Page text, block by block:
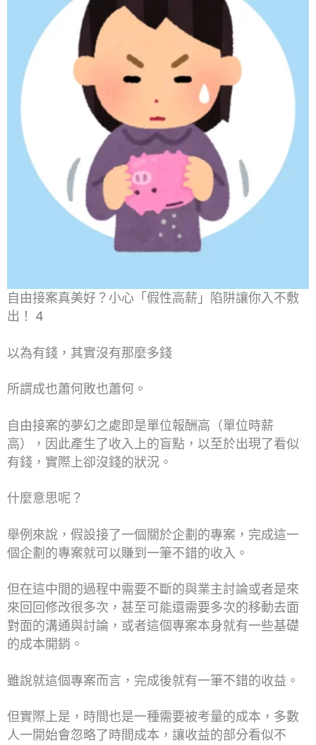
自由接案真美好？小心「假性高薪」陷阱讓你入不敷
出！ 4
以為有錢，其實沒有那麼多錢
所謂成也蕭何敗也蕭何。
自由接案的夢幻之處即是單位報酬高（單位時薪
高），因此產生了收入上的盲點，以至於出現了看似
有錢，實際上卻沒錢的狀況。
什麼意思呢？
舉例來說，假設接了一個關於企劃的專案，完成這一
個企劃的專案就可以賺到一筆不錯的收入。
但在這中間的過程中需要不斷的與業主討論或者是來
來回回修改很多次，甚至可能還需要多次的移動去面
對面的溝通與討論，或者這個專案本身就有一些基礎
的成本開銷。
雖說就這個專案而言，完成後就有一筆不錯的收益。
但實際上是，時間也是一種需要被考量的成本，多數
人一開始會忽略了時間成本，讓收益的部分看似不